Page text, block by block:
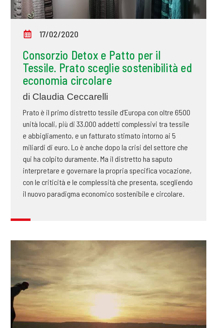
17/02/2020
Consorzio Detox e Patto per il
Tessile. Prato sceglie sostenibilità ed
economia circolare
di Claudia Ceccarelli
Prato è il primo distretto tessile d’Europa con oltre 6500
unità locali, più di 33.000 addetti complessivi tra tessile
e abbigliamento, e un fatturato stimato intorno ai 5
miliardi di euro. Lo è anche dopo la crisi del settore che
qui ha colpito duramente. Ma il distretto ha saputo
interpretare e governare la propria specifica vocazione,
con le criticità e le complessità che presenta, scegliendo
il nuovo paradigma economico sostenibile e circolare.